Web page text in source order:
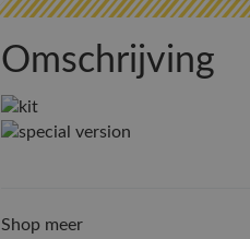
Omschrijving
Shop meer